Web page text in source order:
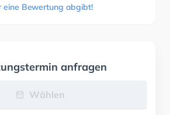
eine Bewertung abgibt!
anfragen
Wählen